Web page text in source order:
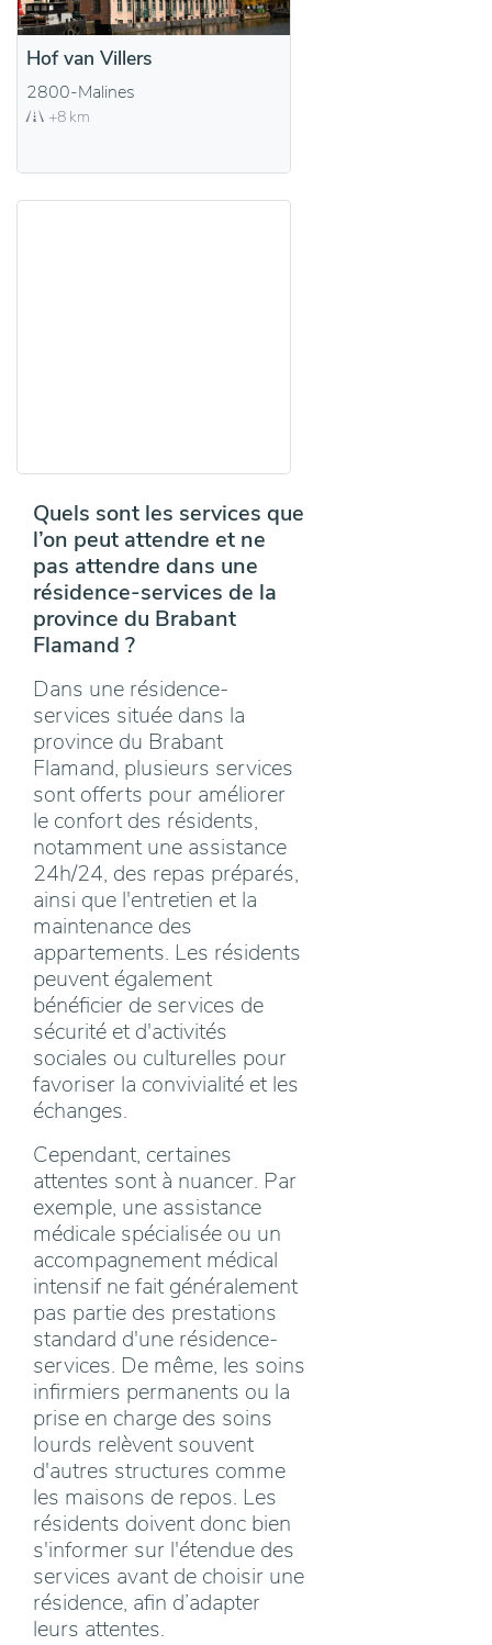
Hof van Villers
2800-Malines
+8 km
Quels sont les services que
l’on peut attendre et ne
pas attendre dans une
résidence-services de la
province du Brabant
Flamand ?
Dans une résidence-
services située dans la
province du Brabant
Flamand, plusieurs services
sont offerts pour améliorer
le confort des résidents,
notamment une assistance
24h/24, des repas préparés,
ainsi que l'entretien et la
maintenance des
appartements. Les résidents
peuvent également
bénéficier de services de
sécurité et d'activités
sociales ou culturelles pour
favoriser la convivialité et les
échanges.
Cependant, certaines
attentes sont à nuancer. Par
exemple, une assistance
médicale spécialisée ou un
accompagnement médical
intensif ne fait généralement
pas partie des prestations
standard d'une résidence-
services. De même, les soins
infirmiers permanents ou la
prise en charge des soins
lourds relèvent souvent
d'autres structures comme
les maisons de repos. Les
résidents doivent donc bien
s'informer sur l'étendue des
services avant de choisir une
résidence, afin d’adapter
leurs attentes.